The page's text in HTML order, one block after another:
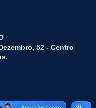
52 - Centro